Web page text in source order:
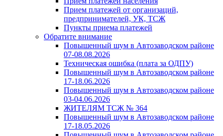
Прием платежей от организаций,
предпринимателей, УК, ТСЖ
Пункты приема платежей
Обратите внимание
Повышенный шум в Автозаводском районе
07-08.08.2026
Техническая ошибка (плата за ОДПУ)
Повышенный шум в Автозаводском районе
17-18.06.2026
Повышенный шум в Автозаводском районе
03-04.06.2026
ЖИТЕЛЯМ ТСЖ № 364
Повышенный шум в Автозаводском районе
17-18.05.2026